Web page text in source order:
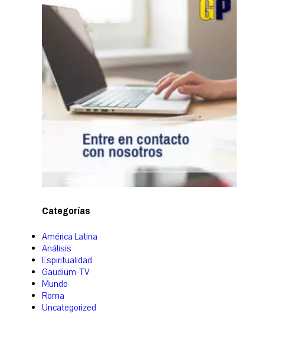
Categorías
América Latina
Análisis
Espiritualidad
Gaudium-TV
Mundo
Roma
Uncategorized